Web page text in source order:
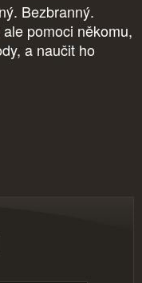
Bezbranný.
pomoci někomu,
a naučit ho